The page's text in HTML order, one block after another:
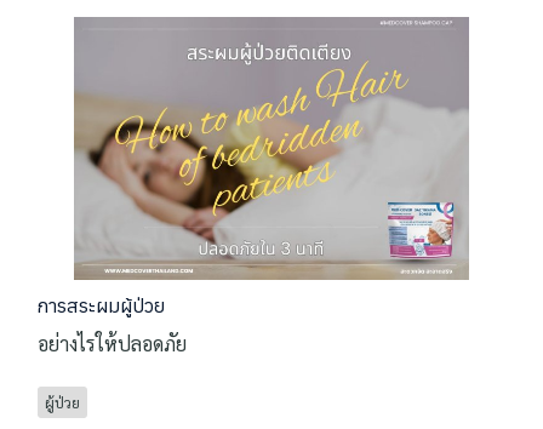
การสระผมผู้ป่วย
อย่างไรให้ปลอดภัย
ผู้ป่วย